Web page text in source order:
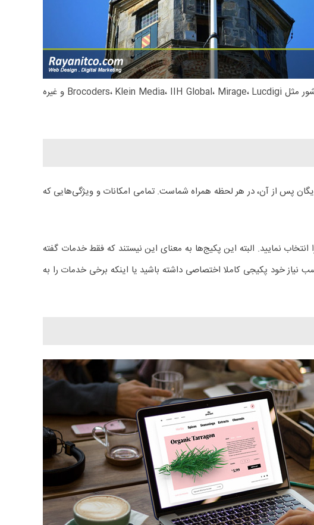
سایت در هلند از لحاظ گستردگی و کاربردی بودن و همچنین هزینه‌ها در مقایسه با برترین شرکت‌های طراحی سایت در این کشور مثل Brocoders، Klein Media، IIH Global، Mirage، Lucdigi و غیره
پس از آن، در هر لحظه همراه شماست. تمامی امکانات و ویژگی‌هایی که
یکی از آنها را انتخاب نمایید. البته این پکیج‌ها به معنای این نیستند که فقط خدمات گفته
نیاز خود پکیجی کاملا اختصاصی داشته باشید یا اینکه برخی خدمات را به